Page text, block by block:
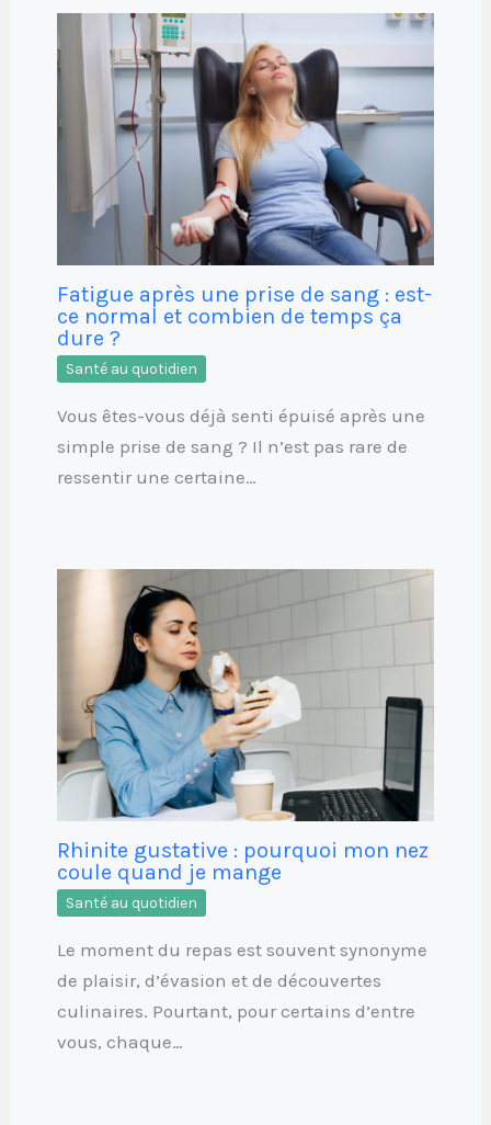
Fatigue après une prise de sang : est-
ce normal et combien de temps ça
dure ?
Santé au quotidien
Vous êtes-vous déjà senti épuisé après une
simple prise de sang ? Il n’est pas rare de
ressentir une certaine…
Rhinite gustative : pourquoi mon nez
coule quand je mange
Santé au quotidien
Le moment du repas est souvent synonyme
de plaisir, d’évasion et de découvertes
culinaires. Pourtant, pour certains d’entre
vous, chaque…